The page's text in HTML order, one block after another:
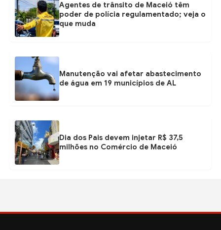
Agentes de trânsito de Maceió têm
poder de polícia regulamentado; veja o
que muda
Manutenção vai afetar abastecimento
de água em 19 municípios de AL
Dia dos Pais devem injetar R$ 37,5
milhões no Comércio de Maceió